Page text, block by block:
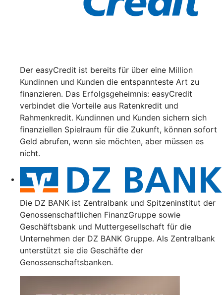
Der easyCredit ist bereits für über eine Million
Kundinnen und Kunden die entspannteste Art zu
finanzieren. Das Erfolgsgeheimnis: easyCredit
verbindet die Vorteile aus Ratenkredit und
Rahmenkredit. Kundinnen und Kunden sichern sich
finanziellen Spielraum für die Zukunft, können sofort
Geld abrufen, wenn sie möchten, aber müssen es
nicht.
Die DZ BANK ist Zentralbank und Spitzeninstitut der
Genossenschaftlichen FinanzGruppe sowie
Geschäftsbank und Muttergesellschaft für die
Unternehmen der DZ BANK Gruppe. Als Zentralbank
unterstützt sie die Geschäfte der
Genossenschaftsbanken.